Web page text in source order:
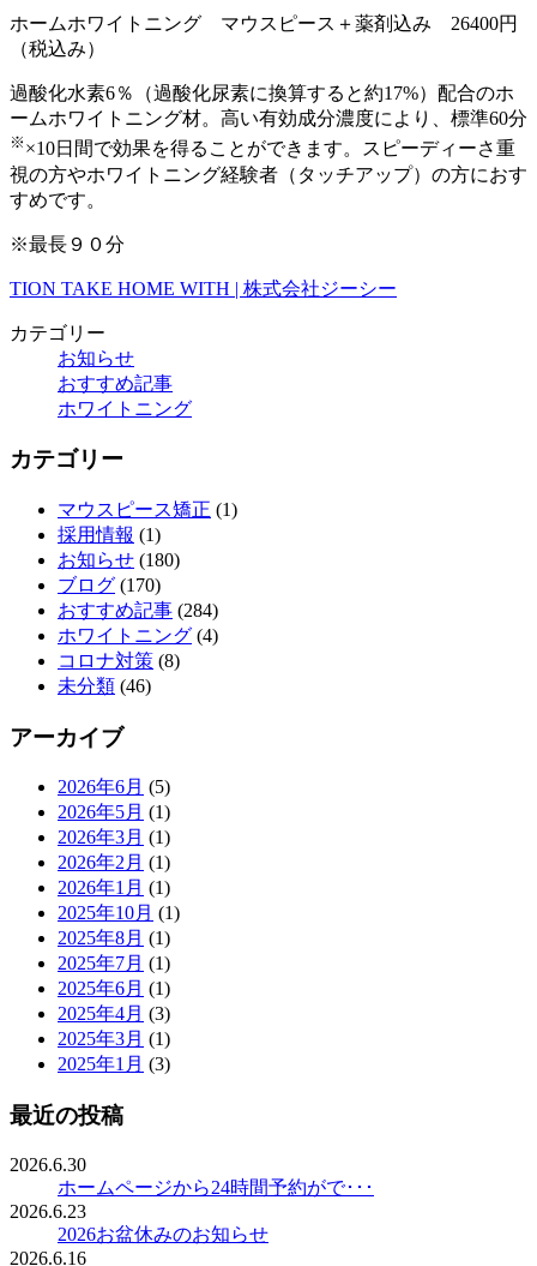
ホームホワイトニング マウスピース＋薬剤込み 26400円
（税込み）
過酸化水素6％（過酸化尿素に換算すると約17%）配合のホ
ームホワイトニング材。高い有効成分濃度により、標準60分
※ ×10日間で効果を得ることができます。スピーディーさ重
視の方やホワイトニング経験者（タッチアップ）の方におす
すめです。
※最長９０分
TION TAKE HOME WITH | 株式会社ジーシー
カテゴリー
お知らせ
おすすめ記事
ホワイトニング
カテゴリー
マウスピース矯正 (1)
採用情報 (1)
お知らせ (180)
ブログ (170)
おすすめ記事 (284)
ホワイトニング (4)
コロナ対策 (8)
未分類 (46)
アーカイブ
2026年6月 (5)
2026年5月 (1)
2026年3月 (1)
2026年2月 (1)
2026年1月 (1)
2025年10月 (1)
2025年8月 (1)
2025年7月 (1)
2025年6月 (1)
2025年4月 (3)
2025年3月 (1)
2025年1月 (3)
最近の投稿
2026.6.30
ホームページから24時間予約がで･･･
2026.6.23
2026お盆休みのお知らせ
2026.6.16